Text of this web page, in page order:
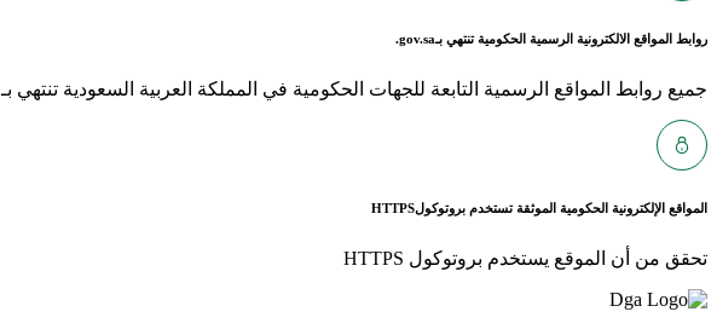
روابط المواقع الالكترونية الرسمية الحكومية تنتهي بـgov.sa.
جميع روابط المواقع الرسمية التابعة للجهات الحكومية في المملكة العربية السعودية تنتهي بـ gov.sa
المواقع الإلكترونية الحكومية الموثقة تستخدم بروتوكولHTTPS
تحقق من أن الموقع يستخدم بروتوكول HTTPS